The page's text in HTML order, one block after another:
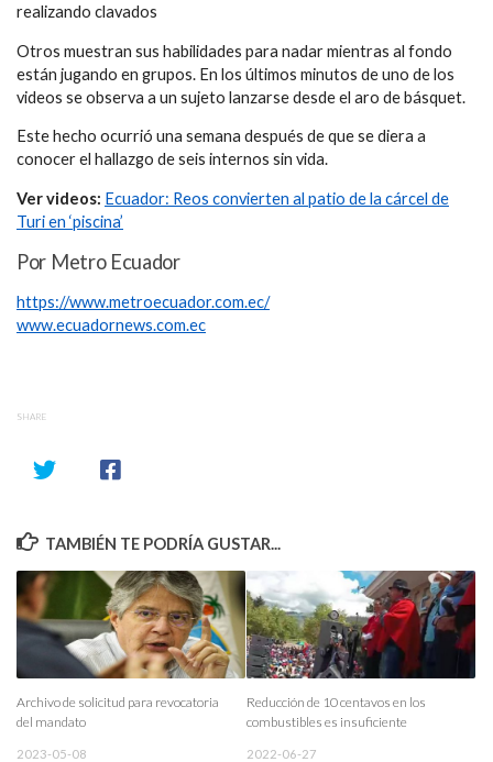
realizando clavados
Otros muestran sus habilidades para nadar mientras al fondo
están jugando en grupos. En los últimos minutos de uno de los
videos se observa a un sujeto lanzarse desde el aro de básquet.
Este hecho ocurrió una semana después de que se diera a
conocer el hallazgo de seis internos sin vida.
Ver videos: Ecuador: Reos convierten al patio de la cárcel de
Turi en ‘piscina’
Por Metro Ecuador
https://www.metroecuador.com.ec/
www.ecuadornews.com.ec
SHARE
TAMBIÉN TE PODRÍA GUSTAR...
Archivo de solicitud para revocatoria
del mandato
2023-05-08
Reducción de 10 centavos en los
combustibles es insuficiente
2022-06-27